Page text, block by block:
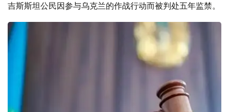
吉斯斯坦公民因参与乌克兰的作战行动而被判处五年监禁。